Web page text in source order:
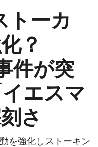
トーカ
？
件が突
エスマ
さ
を強化しストーキン